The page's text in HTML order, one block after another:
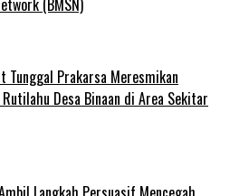
(BMSN)
Tunggal Prakarsa Meresmikan
Rutilahu Desa Binaan di Area Sekitar